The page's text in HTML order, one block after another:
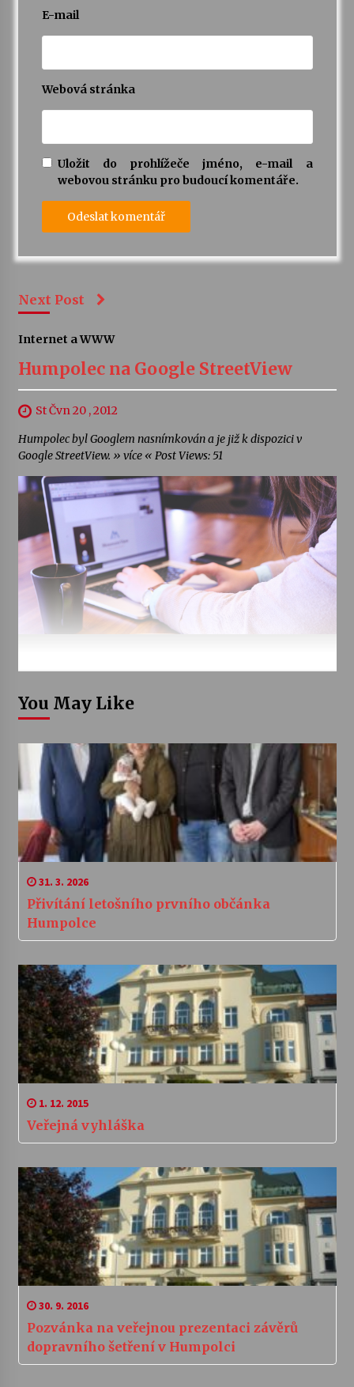
E-mail
Webová stránka
Uložit do prohlížeče jméno, e-mail a
webovou stránku pro budoucí komentáře.
Next Post
Internet a WWW
Humpolec na Google StreetView
St Čvn 20 , 2012
Humpolec byl Googlem nasnímkován a je již k dispozici v
Google StreetView. » více « Post Views: 51
You May Like
31. 3. 2026
Přivítání letošního prvního občánka
Humpolce
1. 12. 2015
Veřejná vyhláška
30. 9. 2016
Pozvánka na veřejnou prezentaci závěrů
dopravního šetření v Humpolci